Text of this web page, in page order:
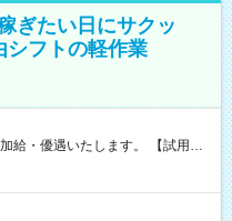
ぎたい日にサクッ
シフトの軽作業
遇いたします。 【試用期